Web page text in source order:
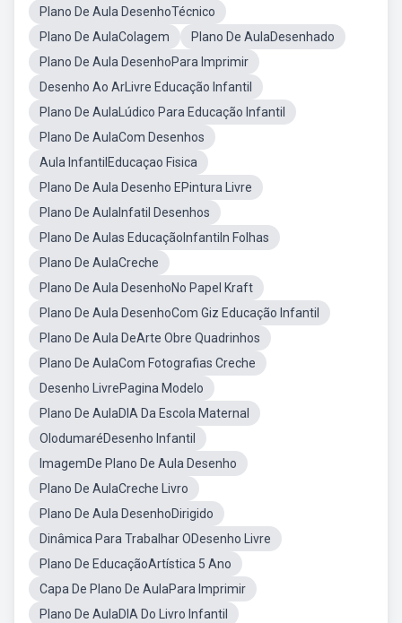
Plano De Aula DesenhoTécnico
Plano De AulaColagem
Plano De AulaDesenhado
Plano De Aula DesenhoPara Imprimir
Desenho Ao ArLivre Educação Infantil
Plano De AulaLúdico Para Educação Infantil
Plano De AulaCom Desenhos
Aula InfantilEducaçao Fisica
Plano De Aula Desenho EPintura Livre
Plano De AulaInfatil Desenhos
Plano De Aulas EducaçãoInfantiln Folhas
Plano De AulaCreche
Plano De Aula DesenhoNo Papel Kraft
Plano De Aula DesenhoCom Giz Educação Infantil
Plano De Aula DeArte Obre Quadrinhos
Plano De AulaCom Fotografias Creche
Desenho LivrePagina Modelo
Plano De AulaDIA Da Escola Maternal
OlodumaréDesenho Infantil
ImagemDe Plano De Aula Desenho
Plano De AulaCreche Livro
Plano De Aula DesenhoDirigido
Dinâmica Para Trabalhar ODesenho Livre
Plano De EducaçãoArtística 5 Ano
Capa De Plano De AulaPara Imprimir
Plano De AulaDIA Do Livro Infantil